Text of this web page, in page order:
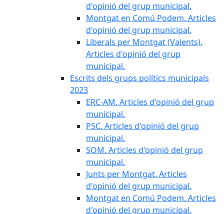
d'opinió del grup municipal.
Montgat en Comú Podem. Articles
d'opinió del grup municipal.
Liberals per Montgat (Valents).
Articles d'opinió del grup
municipal.
Escrits dels grups polítics municipals
2023
ERC-AM. Articles d'opinió del grup
municipal.
PSC. Articles d'opinió del grup
municipal.
SOM. Articles d'opinió del grup
municipal.
Junts per Montgat. Articles
d'opinió del grup municipal.
Montgat en Comú Podem. Articles
d'opinió del grup municipal.